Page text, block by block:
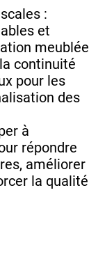
:
et
meublée
continuité
pour les
des
à
répondre
améliorer
la qualité